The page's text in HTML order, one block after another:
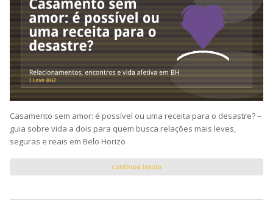
Casamento sem amor: é possível ou uma receita para o desastre? –
guia sobre vida a dois para quem busca relações mais leves,
seguras e reais em Belo Horizo
continue lendo